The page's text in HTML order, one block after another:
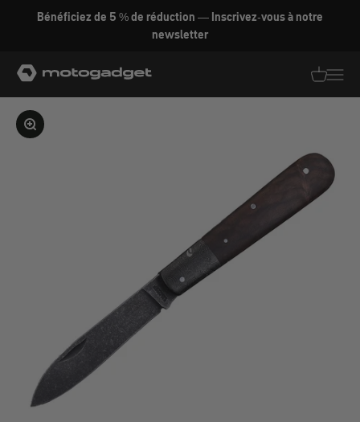
Aller au contenu
Bénéficiez de 5 % de réduction — Inscrivez-vous à notre
newsletter
motogadget GmbH
Agrandir l'image